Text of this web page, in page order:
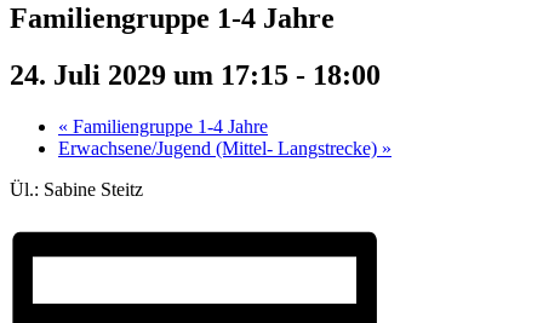
Familiengruppe 1-4 Jahre
24. Juli 2029 um 17:15 - 18:00
« Familiengruppe 1-4 Jahre
Erwachsene/Jugend (Mittel- Langstrecke) »
Ül.: Sabine Steitz